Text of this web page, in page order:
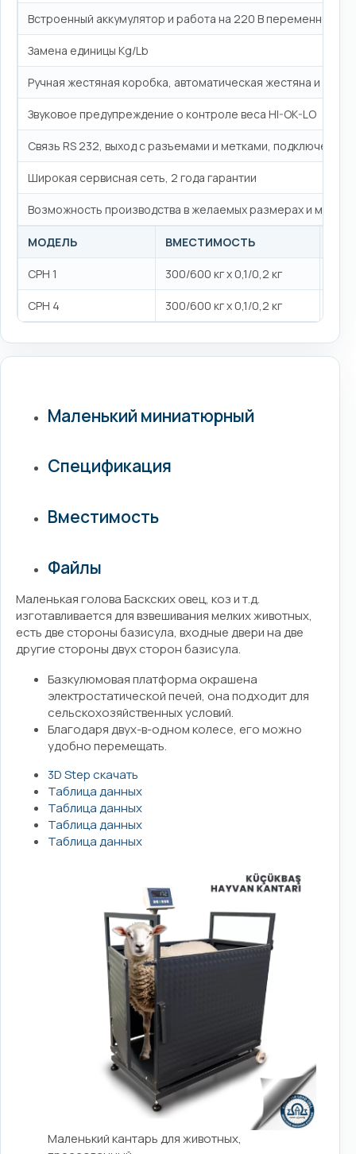
Встроенный аккумулятор и работа на 220 В переменного
Замена единицы Kg/Lb
Ручная жестяная коробка, автоматическая жестяна и
Звуковое предупреждение о контроле веса HI-OK-LO
Связь RS 232, выход с разъемами и метками, подключение
Широкая сервисная сеть, 2 года гарантии
Возможность производства в желаемых размерах и
МОДЕЛЬ ВМЕСТИМОСТЬ
CPH 1 300/600 кг x 0,1/0,2 кг
CPH 4 300/600 кг x 0,1/0,2 кг
Маленький миниатюрный
Спецификация
Вместимость
Файлы
Маленькая голова Баскских овец, коз и т.д.
изготавливается для взвешивания мелких животных,
есть две стороны базисула, входные двери на две
другие стороны двух сторон базисула.
Базкулюмовая платформа окрашена
электростатической печей, она подходит для
сельскохозяйственных условий.
Благодаря двух-в-одном колесе, его можно
удобно перемещать.
3D Step скачать
Таблица данных
Таблица данных
Таблица данных
Таблица данных
Маленький кантарь для животных,